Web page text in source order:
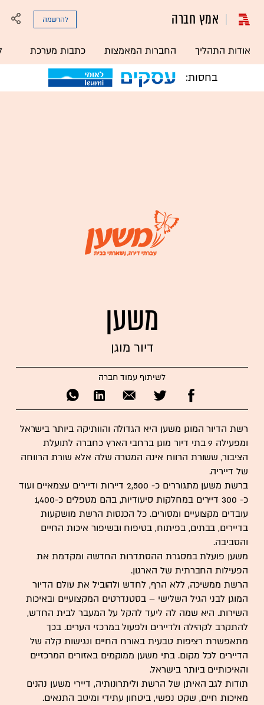
אמץ חברה
אודות התהליך החברות המאמצות כתבות מערכת
להרשמה
בחסות:
משען
דיור מוגן
לשיתוף עמוד חברה
רשת הדיור המוגן משען היא הגדולה והוותיקה ביותר בישראל
ומפעילה 9 בתי דיור מוגן ברחבי הארץ כחברה לתועלת
הציבור, ששורת הרווח אינה המטרה שלה אלא שורת הרווחה
של דייריה.
ברשת משען מתגוררים כ- 2,500 דיירות ודיירים עצמאיים ועוד
כ- 300 דיירים במחלקות סיעודיות, בהם מטפלים כ-1,400
עובדים מקצועיים ומסורים. כל הכנסות הרשת מושקעות
בדיירים, בבתים, בפיתוח, בטיפוח ובשיפור איכות החיים
והסביבה.
משען פועלת במסגרת ההסתדרות החדשה ומקדמת את
הפעילות החברתית של הארגון.
הרשת ממשיכה, ללא הרף, לחדש ולהוביל את עולם הדיור
המוגן לבני הגיל השלישי – בסטנדרטים המקצועיים ובאיכות
השירות. היא שמה לה ליעד להקל על המעבר לבית החדש,
להתקרב לקהילה ולדיירים ולפעול במרכזי הערים. בכך
מתאפשרת רציפות טבעית באורח החיים ונגישות קלה של
הדיירים לכל מקום. בתי משען ממוקמים באזורים המרכזיים
והאיכותיים ביותר בישראל.
תודות לגב האיתן של הרשת וליתרונותיה, דיירי משען נהנים
מאיכות חיים, שקט נפשי, ביטחון עתידי ומיטב התנאים.